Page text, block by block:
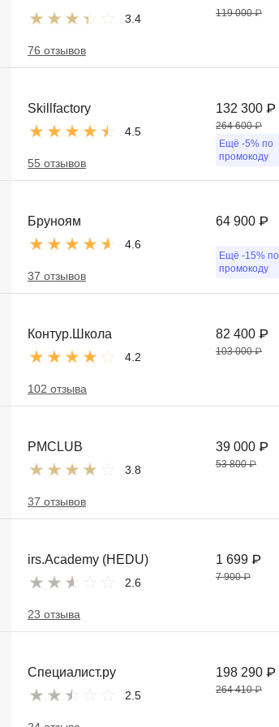
3.4
76 отзывов
119 000 ₽
Skillfactory
4.5
55 отзывов
132 300 ₽
264 600 ₽
Ещё -5% по
промокоду
Бруноям
4.6
37 отзывов
64 900 ₽
Ещё -15% по
промокоду
Контур.Школа
4.2
102 отзыва
82 400 ₽
103 000 ₽
PMCLUB
3.8
37 отзывов
39 000 ₽
53 800 ₽
irs.Academy (HEDU)
2.6
23 отзыва
1 699 ₽
7 900 ₽
Специалист.ру
2.5
198 290 ₽
264 410 ₽